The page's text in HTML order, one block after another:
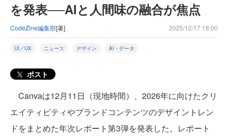
を発表──AIと人間味の融合が焦点
CodeZine編集部[著] 2025/12/17 18:00
UI／UX ニュース デザイン AI・データ
ポスト
Canvaは12月11日（現地時間）、2026年に向けたクリ
エイティビティやブランドコンテンツのデザイントレン
ドをまとめた年次レポート第3弾を発表した。レポート